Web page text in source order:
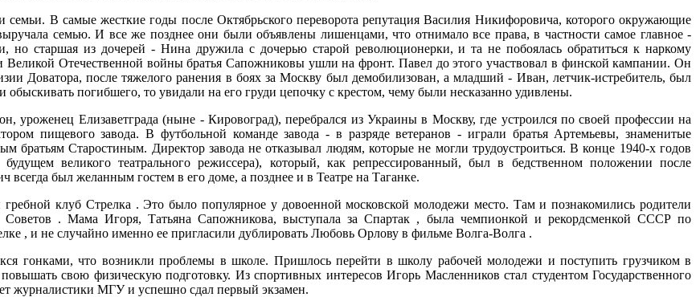
семьи. В самые жесткие годы после Октябрьского переворота репутация Василия Никифоровича, которого окружающие
семью. И все же позднее они были объявлены лишенцами, что отнимало все права, в частности самое главное -
старшая из дочерей - Нина дружила с дочерью старой революционерки, и та не побоялась обратиться к наркому
Отечественной войны братья Сапожниковы ушли на фронт. Павел до этого участвовал в финской кампании. Он
Доватора, после тяжелого ранения в боях за Москву был демобилизован, а младший - Иван, летчик-истребитель, был
погибшего, то увидали на его груди цепочку с крестом, чему были несказанно удивлены.
уроженец Елизаветграда (ныне - Кировоград), перебрался из Украины в Москву, где устроился по своей профессии на
пищевого завода. В футбольной команде завода - в разряде ветеранов - играли братья Артемьевы, знаменитые
братьям Старостиным. Директор завода не отказывал людям, которые не могли трудоустроиться. В конце 1940-х годов
великого театрального режиссера), который, как репрессированный, был в бедственном положении после
был желанным гостем в его доме, а позднее и в Театре на Таганке.
клуб Стрелка . Это было популярное у довоенной московской молодежи место. Там и познакомились родители
. Мама Игоря, Татьяна Сапожникова, выступала за Спартак , была чемпионкой и рекордсменкой СССР по
, и не случайно именно ее пригласили дублировать Любовь Орлову в фильме Волга-Волга .
гонками, что возникли проблемы в школе. Пришлось перейти в школу рабочей молодежи и поступить грузчиком в
свою физическую подготовку. Из спортивных интересов Игорь Масленников стал студентом Государственного
журналистики МГУ и успешно сдал первый экзамен.